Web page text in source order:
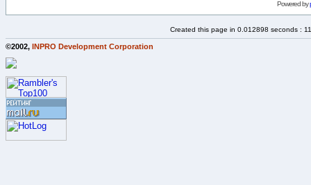
Powered by
Created this page in 0.012898 seconds :
©2002, INPRO Development Corporation